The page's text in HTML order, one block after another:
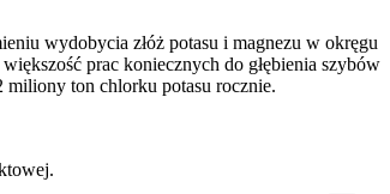
wydobycia złóż potasu i magnezu w okręgu
prac koniecznych do głębienia szybów
ton chlorku potasu rocznie.